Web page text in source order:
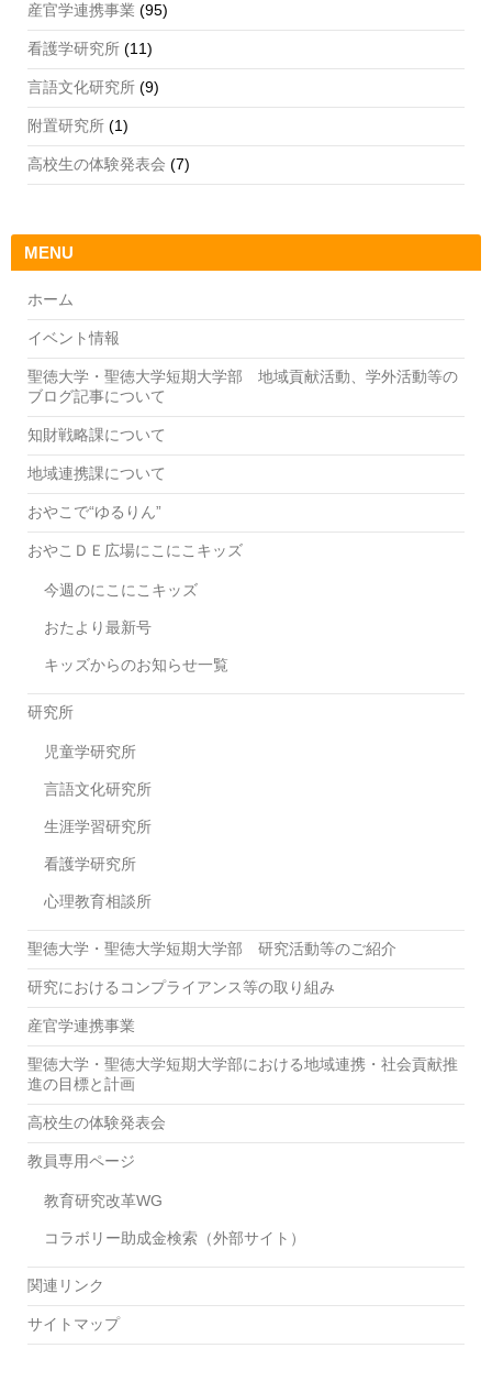
産官学連携事業 (95)
看護学研究所 (11)
言語文化研究所 (9)
附置研究所 (1)
高校生の体験発表会 (7)
MENU
ホーム
イベント情報
聖徳大学・聖徳大学短期大学部 地域貢献活動、学外活動等の
ブログ記事について
知財戦略課について
地域連携課について
おやこで“ゆるりん”
おやこＤＥ広場にこにこキッズ
今週のにこにこキッズ
おたより最新号
キッズからのお知らせ一覧
研究所
児童学研究所
言語文化研究所
生涯学習研究所
看護学研究所
心理教育相談所
聖徳大学・聖徳大学短期大学部 研究活動等のご紹介
研究におけるコンプライアンス等の取り組み
産官学連携事業
聖徳大学・聖徳大学短期大学部における地域連携・社会貢献推
進の目標と計画
高校生の体験発表会
教員専用ページ
教育研究改革WG
コラボリー助成金検索（外部サイト）
関連リンク
サイトマップ